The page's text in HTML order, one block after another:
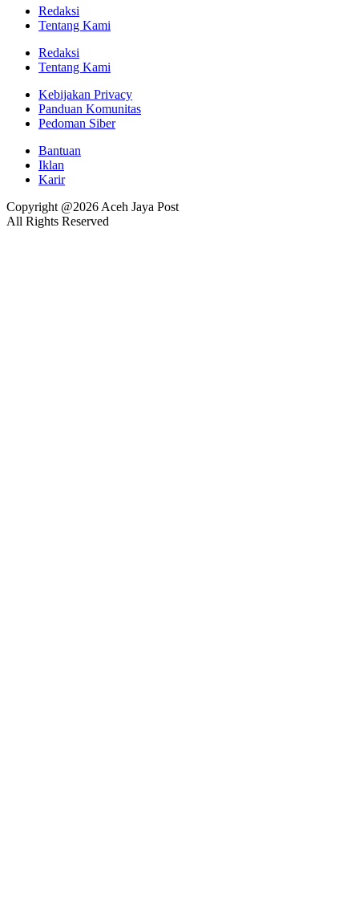
Redaksi
Tentang Kami
Redaksi
Tentang Kami
Kebijakan Privacy
Panduan Komunitas
Pedoman Siber
Bantuan
Iklan
Karir
Copyright @2026 Aceh Jaya Post
All Rights Reserved